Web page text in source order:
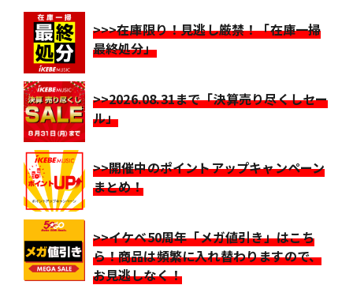
>>>在庫限り！見逃し厳禁！「在庫一掃
最終処分」
>>2026.08.31まで「決算売り尽くしセー
ル」
>>開催中のポイントアップキャンペーン
まとめ！
>>イケベ50周年「メガ値引き」はこち
ら！商品は頻繁に入れ替わりますので、
お見逃しなく！